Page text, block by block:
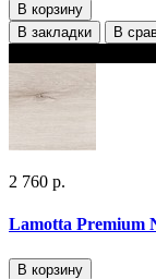
В корзину
В закладки
В
2 760 р.
Lamotta Premium
В корзину